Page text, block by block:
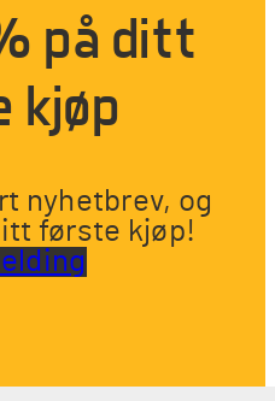
på ditt
kjøp
nyhetbrev, og
første kjøp!